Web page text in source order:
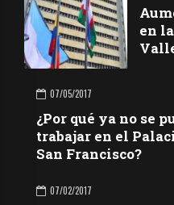
en
07/05/2017
¿Por qué ya no se
trabajar en el
San Francisco?
07/02/2017